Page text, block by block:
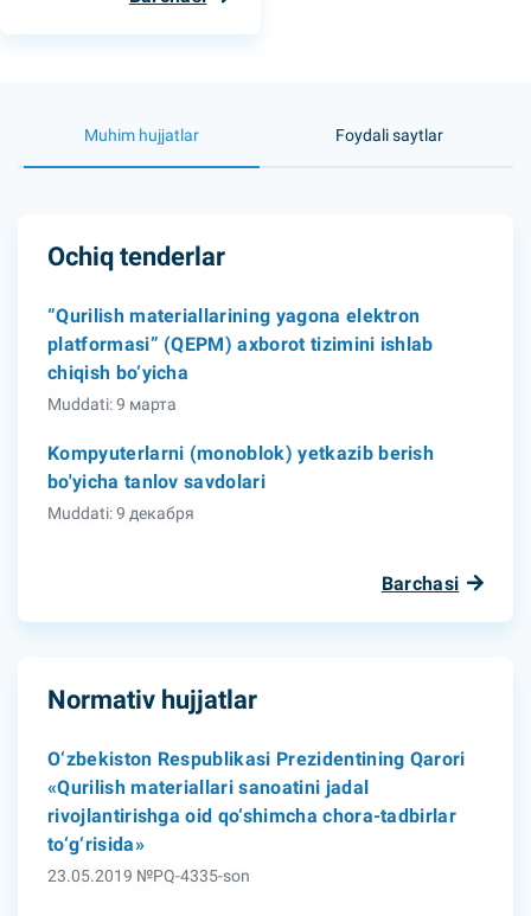
Muhim hujjatlar Foydali saytlar
Ochiq tenderlar
“Qurilish materiallarining yagona elektron
platformasi” (QEPM) axborot tizimini ishlab
chiqish bo‘yicha
Muddati: 9 марта
Kompyuterlarni (monoblok) yetkazib berish
bo'yicha tanlov savdolari
Muddati: 9 декабря
Barchasi
Normativ hujjatlar
O‘zbekiston Respublikasi Prezidentining Qarori
«Qurilish materiallari sanoatini jadal
rivojlantirishga oid qo‘shimcha chora-tadbirlar
to‘g‘risida»
23.05.2019 №PQ-4335-son